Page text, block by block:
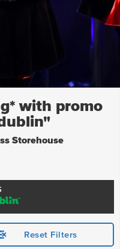
with promo
Storehouse
Reset Filters